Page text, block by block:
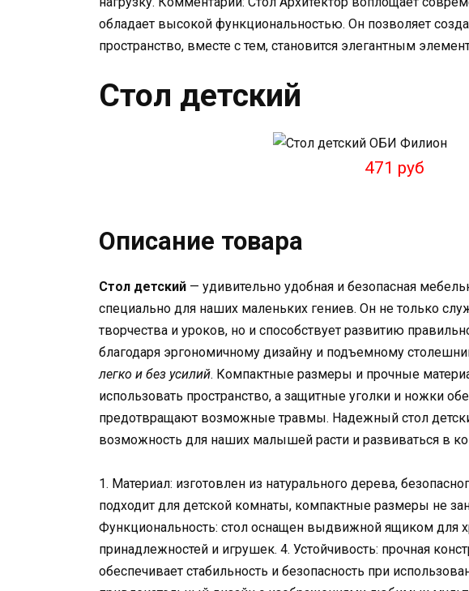
обладает высокой функциональностью. Он позволяет
пространство, вместе с тем, становится элегантным
Стол детский
471 руб
Описание товара
Стол детский — удивительно удобная и безопасная
специально для наших маленьких гениев. Он не только
творчества и уроков, но и способствует развитию
благодаря эргономичному дизайну и подъемному
легко и без усилий. Компактные размеры и прочные
использовать пространство, а защитные уголки и ножки
предотвращают возможные травмы. Надежный стол
возможность для наших малышей расти и развиваться в
1. Материал: изготовлен из натурального дерева,
подходит для детской комнаты, компактные размеры не
Функциональность: стол оснащен выдвижной ящиком для
принадлежностей и игрушек. 4. Устойчивость: прочная
обеспечивает стабильность и безопасность при